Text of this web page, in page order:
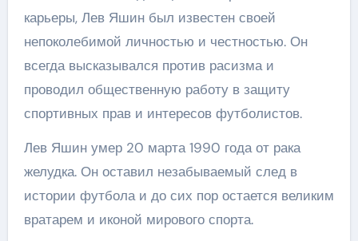
карьеры, Лев Яшин был известен своей
непоколебимой личностью и честностью. Он
всегда высказывался против расизма и
проводил общественную работу в защиту
спортивных прав и интересов футболистов.
Лев Яшин умер 20 марта 1990 года от рака
желудка. Он оставил незабываемый след в
истории футбола и до сих пор остается великим
вратарем и иконой мирового спорта.